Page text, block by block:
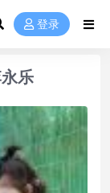
登录
乐